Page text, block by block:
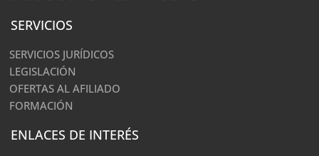
SERVICIOS
SERVICIOS JURÍDICOS
LEGISLACIÓN
OFERTAS AL AFILIADO
FORMACIÓN
ENLACES DE INTERÉS